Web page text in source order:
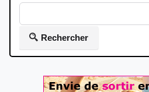
Rechercher